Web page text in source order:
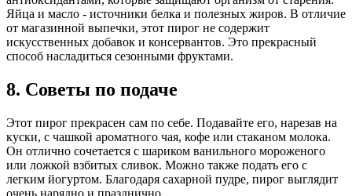
Яйца и масло - источники белка и полезных жиров. В отличие
от магазинной выпечки, этот пирог не содержит
искусственных добавок и консервантов. Это прекрасный
способ насладиться сезонными фруктами.
8. Советы по подаче
Этот пирог прекрасен сам по себе. Подавайте его, нарезав на
куски, с чашкой ароматного чая, кофе или стаканом молока.
Он отлично сочетается с шариком ванильного мороженого
или ложкой взбитых сливок. Можно также подать его с
легким йогуртом. Благодаря сахарной пудре, пирог выглядит
очень нарядно и празднично.